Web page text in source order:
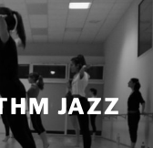
JAZZ